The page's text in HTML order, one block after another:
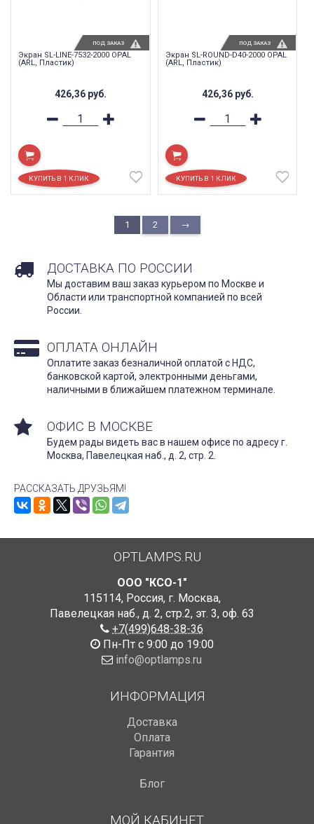
Экран SL-LINE-7532-2000 OPAL
(ARL, Пластик)
426,36 руб.
ПОД ЗАКАЗ
Экран SL-ROUND-D40-2000 OPAL
(ARL, Пластик)
426,36 руб.
ПОД ЗАКАЗ
1 2 →
ДОСТАВКА ПО РОССИИ
Мы доставим ваш заказ курьером по Москве и
Области или транспортной компанией по всей
России.
ОПЛАТА ОНЛАЙН
Оплатите заказ безналичной оплатой с НДС,
банковской картой, электронными деньгами,
наличными в ближайшем платежном терминале.
ОФИС В МОСКВЕ
Будем рады видеть вас в нашем офисе по адресу г.
Москва, Павелецкая наб., д. 2, стр. 2.
РАССКАЗАТЬ ДРУЗЬЯМ!
OPTLAMPS.RU
ООО "КСО-1"
115114, Россия, г. Москва,
Павелецкая наб., д. 2, стр.2, эт. 3, оф. 63
+7(499)648-38-36
Пн-Пт с 9:00 до 19:00
info@optlamps.ru
ИНФОРМАЦИЯ
Доставка
Оплата
Гарантия
Блог
МОЙ КАБИНЕТ